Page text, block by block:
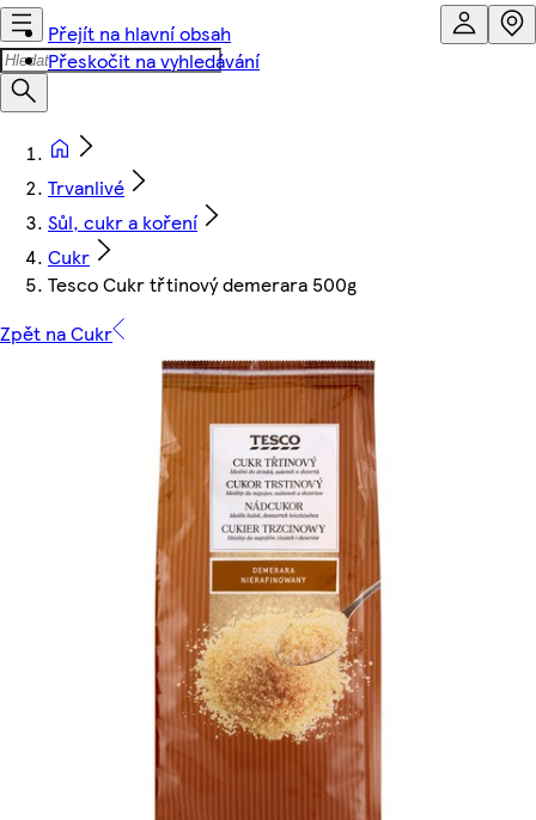
Přejít na hlavní obsah
Přeskočit na vyhledávání
Trvanlivé
Sůl, cukr a koření
Cukr
Tesco Cukr třtinový demerara 500g
Zpět na Cukr